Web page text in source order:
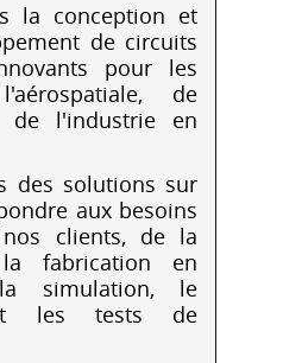
la conception et
de circuits
pour les
de
de l'industrie en
des solutions sur
aux besoins
clients, de la
fabrication en
simulation, le
les tests de